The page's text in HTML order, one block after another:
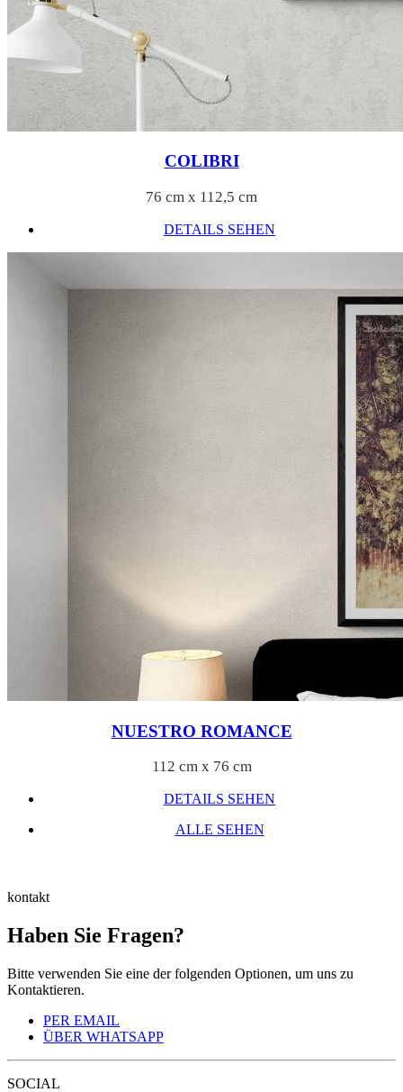
COLIBRI
76 cm x 112,5 cm
DETAILS SEHEN
NUESTRO ROMANCE
112 cm x 76 cm
DETAILS SEHEN
ALLE SEHEN
kontakt
Haben Sie Fragen?
Bitte verwenden Sie eine der folgenden Optionen, um uns zu
Kontaktieren.
PER EMAIL
ÜBER WHATSAPP
SOCIAL